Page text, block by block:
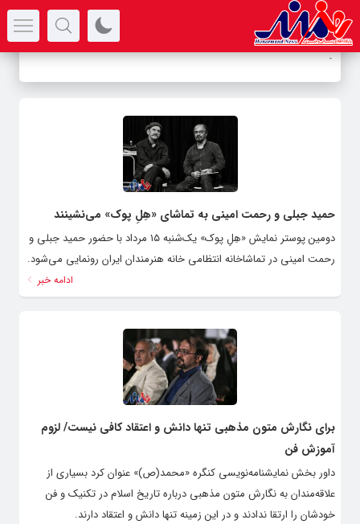
-
حمید جبلی و رحمت امینی به تماشای «هِلِ پوک» می‌نشینند
دومین پوستر نمایش «هِلِ پوک» یک‌شنبه ۱۵ مرداد با حضور حمید جبلی و
رحمت امینی در تماشاخانه انتظامی خانه هنرمندان ایران رونمایی می‌شود.
ادامه خبر
برای نگارش متون مذهبی تنها دانش و اعتقاد کافی نیست/ لزوم
آموزش فن
داور بخش نمایشنامه‌نویسی کنگره «محمد(ص)» عنوان کرد بسیاری از
علاقه‌مندان به نگارش متون مذهبی درباره تاریخ اسلام در تکنیک و فن
خودشان را ارتقا ندادند و در این زمینه تنها دانش و اعتقاد دارند.